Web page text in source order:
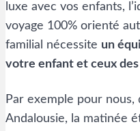
luxe avec vos enfants,
voyage 100% orienté
familial nécessite un
votre enfant et ceux
Par exemple pour
Andalousie, la matinée